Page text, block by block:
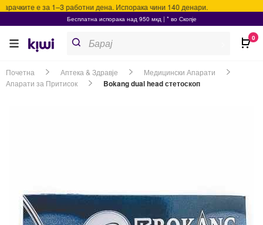
е за 1–3 работни дена. Испорака чини 140 денари.
Бесплатна испорака над 950 мкд | * во Скопје
search
Почетна Аптека & Здравје
Медицински Апарати
Апарати за Притисок
Bokang dual head стетоскоп
0